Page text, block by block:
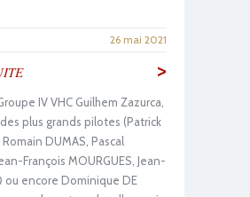
26 mai 2021
>
IV VHC Guilhem Zazurca,
plus grands pilotes (Patrick
DUMAS, Pascal
François MOURGUES, Jean-
ou encore Dominique DE